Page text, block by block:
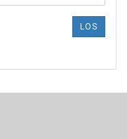
LOS